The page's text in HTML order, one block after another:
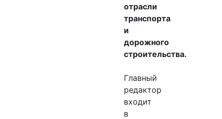
отрасли
транспорта
и
дорожного
строительства.
Главный
редактор
входит
в